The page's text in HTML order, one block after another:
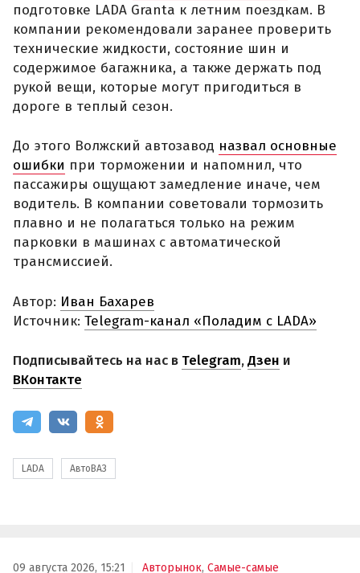
подготовке LADA Granta к летним поездкам. В
компании рекомендовали заранее проверить
технические жидкости, состояние шин и
содержимое багажника, а также держать под
рукой вещи, которые могут пригодиться в
дороге в теплый сезон.
До этого Волжский автозавод назвал основные
ошибки при торможении и напомнил, что
пассажиры ощущают замедление иначе, чем
водитель. В компании советовали тормозить
плавно и не полагаться только на режим
парковки в машинах с автоматической
трансмиссией.
Автор: Иван Бахарев
Источник: Telegram-канал «Поладим с LADA»
Подписывайтесь на нас в Telegram,Дзен и
ВКонтакте
LADA АвтоВАЗ
09 августа 2026, 15:21 Авторынок, Самые-самые